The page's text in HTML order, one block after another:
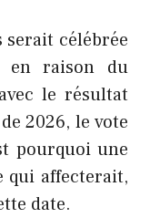
serait célébrée
en raison du
le résultat
2026, le vote
pourquoi une
qui affecterait,
date.